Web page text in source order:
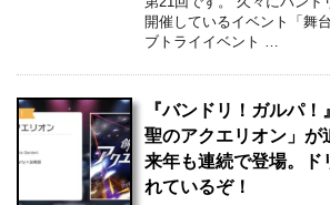
開催しているイベント「舞
ブトライイベント …
『バンドリ！ガルパ
聖のアクエリオン」が
来年も連続で登場。ド
れているぞ！